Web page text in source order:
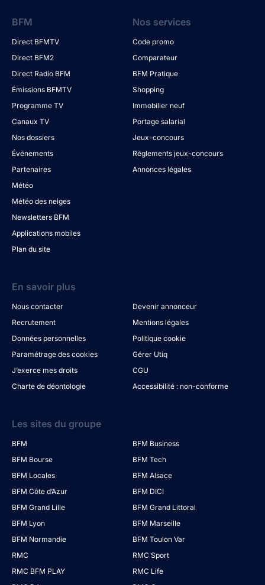
BFM
Direct BFMTV
Direct BFM2
Direct Radio BFM
Émissions BFMTV
Programme TV
Canaux TV
Nos dossiers
Évènements
Partenaires
Météo
Météo des neiges
Newsletters BFM
Applications mobiles
Plan du site
Nos services
Code promo
Comparateur
BFM Pratique
Shopping
Immobilier neuf
Portage salarial
Jeux-concours
Règlements jeux-concours
Annonces légales
En savoir plus
Nous contacter
Devenir annonceur
Recrutement
Mentions légales
Données personnelles
Politique cookie
Paramétrage des cookies
Gérer Utiq
J’exerce mes droits
CGU
Charte de déontologie
Accessibilité : non-conforme
Les sites du groupe
BFM
BFM Business
BFM Bourse
BFM Tech
BFM Locales
BFM Alsace
BFM Côte d’Azur
BFM DICI
BFM Grand Lille
BFM Grand Littoral
BFM Lyon
BFM Marseille
BFM Normandie
BFM Toulon Var
RMC
RMC Sport
RMC BFM PLAY
RMC Life